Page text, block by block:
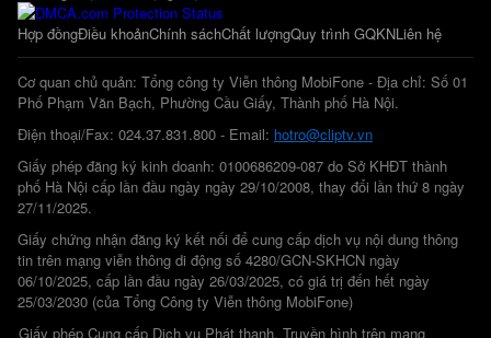
Hợp đồngĐiều khoảnChính sáchChất lượngQuy trình GQKNLiên hệ
Cơ quan chủ quản: Tổng công ty Viễn thông MobiFone - Địa chỉ: Số 01
Phố Phạm Văn Bạch, Phường Cầu Giấy, Thành phố Hà Nội.
Điện thoại/Fax: 024.37.831.800 - Email: hotro@cliptv.vn
Giấy phép đăng ký kinh doanh: 0100686209-087 do Sở KHĐT thành
phố Hà Nội cấp lần đầu ngày ngày 29/10/2008, thay đổi lần thứ 8 ngày
27/11/2025.
Giấy chứng nhận đăng ký kết nối để cung cấp dịch vụ nội dung thông
tin trên mạng viễn thông di động số 4280/GCN-SKHCN ngày
06/10/2025, cấp lần đầu ngày 26/03/2025, có giá trị đến hết ngày
25/03/2030 (của Tổng Công ty Viễn thông MobiFone)
Giấy phép Cung cấp Dịch vụ Phát thanh, Truyền hình trên mạng